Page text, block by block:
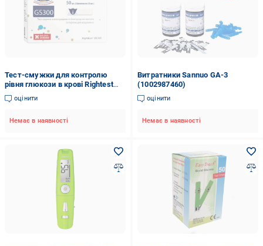
Тест-смужки для контролю
рівня глюкози в крові Rightest
GS300 50 (ГЛ000012)
оцінити
Немає в наявності
Витратники Sannuo GA-3
(1002987460)
оцінити
Немає в наявності